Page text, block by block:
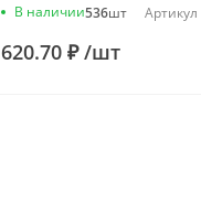
VF.192.L00.100
В наличии536шт Артикул
620.70 ₽/шт